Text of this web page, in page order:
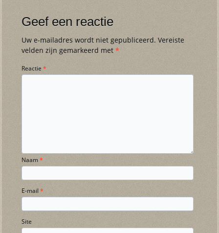
Geef een reactie
Uw e-mailadres wordt niet gepubliceerd. Vereiste
velden zijn gemarkeerd met*
Reactie*
Naam*
E-mail*
Site